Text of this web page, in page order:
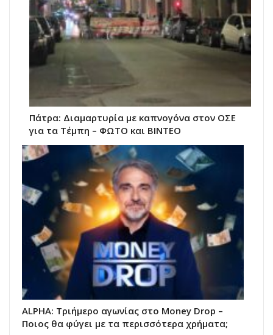
Πάτρα: Διαμαρτυρία με καπνογόνα στον ΟΣΕ
για τα Τέμπη – ΦΩΤΟ και ΒΙΝΤΕΟ
ALPHA: Τριήμερο αγωνίας στο Money Drop –
Ποιος θα φύγει με τα περισσότερα χρήματα;